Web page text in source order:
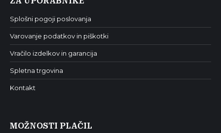
Splošni pogoji poslovanja
Varovanje podatkov in piškotki
Vračilo izdelkov in garancija
Spletna trgovina
Kontakt
MOŽNOSTI PLAČIL